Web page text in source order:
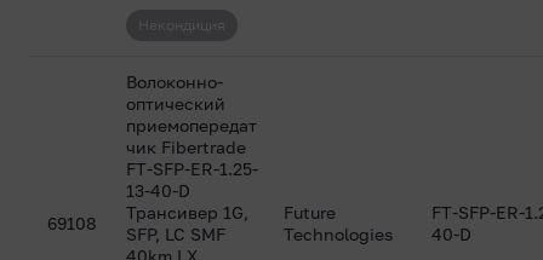
69108
Волоконно-
оптический
приемопередат
чик Fibertrade
FT-SFP-ER-1.25-
13-40-D
Трансивер 1G,
SFP, LC SMF
40km LX,
Future
Technologies
FT-SFP-ER-
40-D